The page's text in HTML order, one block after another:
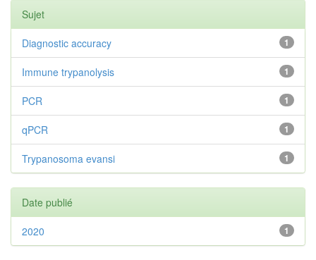
Sujet
1
Diagnostic accuracy
1
Immune trypanolysis
1
PCR
1
qPCR
1
Trypanosoma evansi
Date publié
1
2020